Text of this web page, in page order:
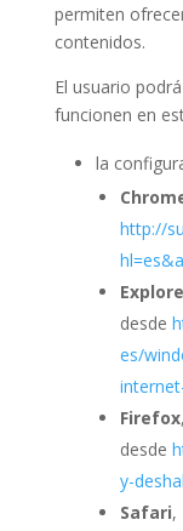
permiten
contenidos.
El usuario
funcionen en
la
http://
desde
es/
Firefox,
desde
y-
Safari,